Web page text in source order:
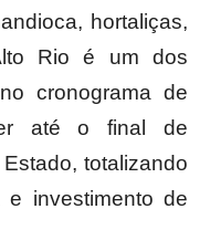
hortaliças,
Rio é um dos
cronograma de
até o final de
totalizando
e investimento de